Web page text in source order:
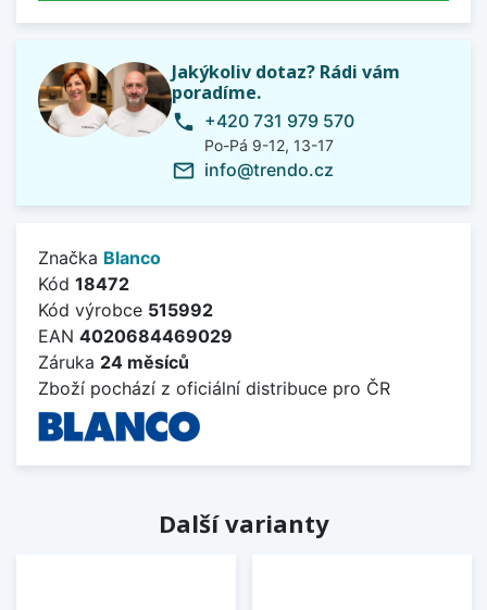
Jakýkoliv dotaz? Rádi vám
poradíme.
phone +420 731 979 570
Po-Pá 9-12, 13-17
mail_outline info@trendo.cz
Značka Blanco
Kód 18472
Kód výrobce 515992
EAN 4020684469029
Záruka 24 měsíců
Zboží pochází z oficiální distribuce pro ČR
Další varianty